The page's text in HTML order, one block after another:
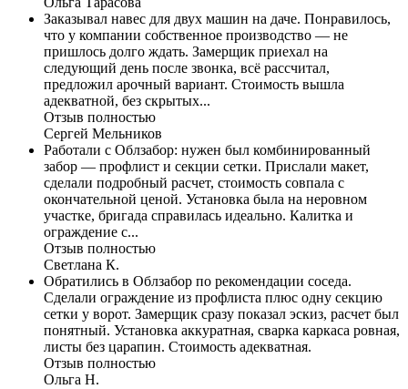
Заказывал навес для двух машин на даче. Понравилось,
что у компании собственное производство — не
пришлось долго ждать. Замерщик приехал на
следующий день после звонка, всё рассчитал,
предложил арочный вариант. Стоимость вышла
адекватной, без скрытых...
Отзыв полностью
Сергей Мельников
Работали с Облзабор: нужен был комбинированный
забор — профлист и секции сетки. Прислали макет,
сделали подробный расчет, стоимость совпала с
окончательной ценой. Установка была на неровном
участке, бригада справилась идеально. Калитка и
ограждение с...
Отзыв полностью
Светлана К.
Обратились в Облзабор по рекомендации соседа.
Сделали ограждение из профлиста плюс одну секцию
сетки у ворот. Замерщик сразу показал эскиз, расчет был
понятный. Установка аккуратная, сварка каркаса ровная,
листы без царапин. Стоимость адекватная.
Отзыв полностью
Ольга Н.